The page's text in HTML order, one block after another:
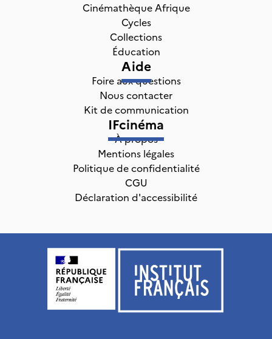
Cinémathèque Afrique
Cycles
Collections
Éducation
Aide
Foire aux questions
Nous contacter
Kit de communication
IFcinéma
À propos
Mentions légales
Politique de confidentialité
CGU
Déclaration d'accessibilité